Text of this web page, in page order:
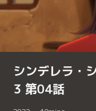
シンデレラ・
3 第04話